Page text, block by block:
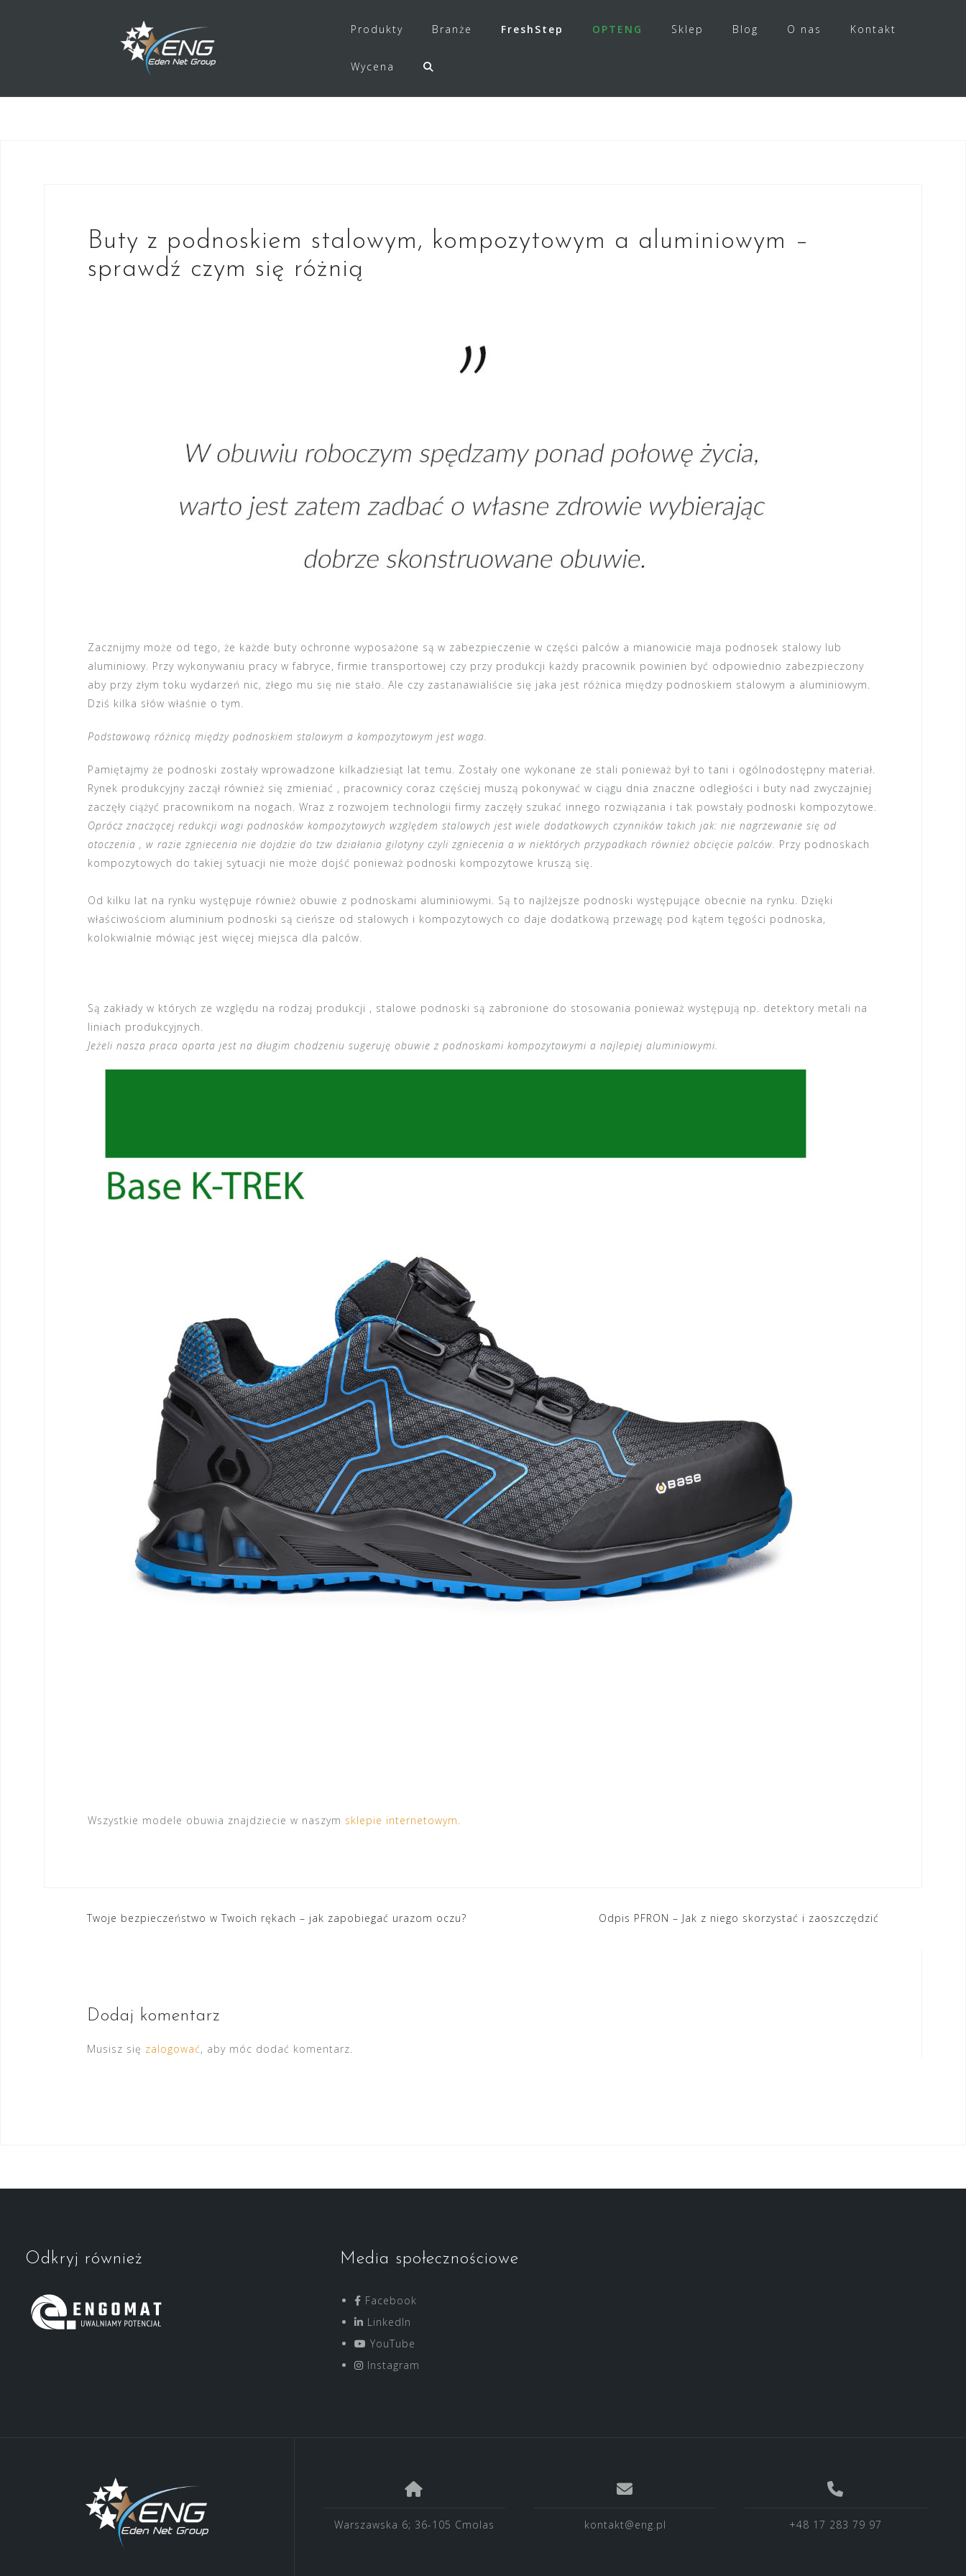
Produkty Branże FreshStep OPTENG Sklep Blog O nas Kontakt
Wycena
Buty z podnoskiem stalowym, kompozytowym a aluminiowym –
sprawdź czym się różnią
Zacznijmy może od tego, że każde buty ochronne wyposażone są w zabezpieczenie w części palców a mianowicie maja podnosek stalowy lub
aluminiowy. Przy wykonywaniu pracy w fabryce, firmie transportowej czy przy produkcji każdy pracownik powinien być odpowiednio zabezpieczony
aby przy złym toku wydarzeń nic, złego mu się nie stało. Ale czy zastanawialiście się jaka jest różnica między podnoskiem stalowym a aluminiowym.
Dziś kilka słów właśnie o tym.
Podstawową różnicą między podnoskiem stalowym a kompozytowym jest waga.
Pamiętajmy że podnoski zostały wprowadzone kilkadziesiąt lat temu. Zostały one wykonane ze stali ponieważ był to tani i ogólnodostępny materiał.
Rynek produkcyjny zaczął również się zmieniać , pracownicy coraz częściej muszą pokonywać w ciągu dnia znaczne odległości i buty nad zwyczajniej
zaczęły ciążyć pracownikom na nogach. Wraz z rozwojem technologii firmy zaczęły szukać innego rozwiązania i tak powstały podnoski kompozytowe.
Oprócz znaczącej redukcji wagi podnosków kompozytowych względem stalowych jest wiele dodatkowych czynników takich jak: nie nagrzewanie się od
otoczenia , w razie zgniecenia nie dojdzie do tzw działania gilotyny czyli zgniecenia a w niektórych przypadkach również obcięcie palców. Przy podnoskach
kompozytowych do takiej sytuacji nie może dojść ponieważ podnoski kompozytowe kruszą się.
Od kilku lat na rynku występuje również obuwie z podnoskami aluminiowymi. Są to najlżejsze podnoski występujące obecnie na rynku. Dzięki
właściwościom aluminium podnoski są cieńsze od stalowych i kompozytowych co daje dodatkową przewagę pod kątem tęgości podnoska,
kolokwialnie mówiąc jest więcej miejsca dla palców.
Są zakłady w których ze względu na rodzaj produkcji , stalowe podnoski są zabronione do stosowania ponieważ występują np. detektory metali na
liniach produkcyjnych.
Jeżeli nasza praca oparta jest na długim chodzeniu sugeruję obuwie z podnoskami kompozytowymi a najlepiej aluminiowymi.
Wszystkie modele obuwia znajdziecie w naszym sklepie internetowym.
Nawigacja
Twoje bezpieczeństwo w Twoich rękach – jak zapobiegać urazom oczu? Odpis PFRON – Jak z niego skorzystać i zaoszczędzić
Dodaj komentarz
Musisz się zalogować, aby móc dodać komentarz.
Odkryj również Media społecznościowe
Facebook
LinkedIn
YouTube
Instagram
Warszawska 6; 36-105 Cmolas kontakt@eng.pl +48 17 283 79 97